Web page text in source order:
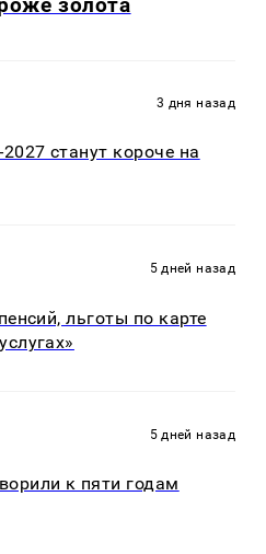
3 дня назад
станут короче на
5 дней назад
льготы по карте
5 дней назад
к пяти годам